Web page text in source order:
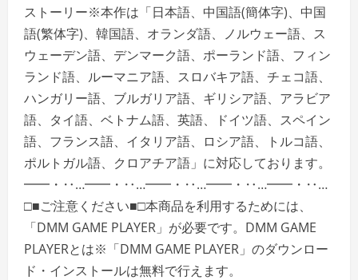
ストーリー※本作は「日本語、中国語(簡体字)、中国
語(繁体字)、韓国語、オランダ語、ノルウェー語、ス
ウェーデン語、デンマーク語、ポーランド語、フィン
ランド語、ルーマニア語、スロバキア語、チェコ語、
ハンガリー語、ブルガリア語、ギリシア語、アラビア
語、タイ語、ベトナム語、英語、ドイツ語、スペイン
語、フランス語、イタリア語、ロシア語、トルコ語、
ポルトガル語、クロアチア語」に対応しております。
━━・‥…━━・‥…━━・‥…━━・‥…━━・‥…
□■ご注意ください■□本商品を利用するためには、
「DMM GAME PLAYER」が必要です。DMM GAME
PLAYERとは※「DMM GAME PLAYER」のダウンロー
ド・インストールは無料で行えます。